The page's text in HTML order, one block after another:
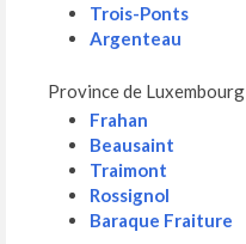
Trois-Ponts
Argenteau
Province de Luxembourg
Frahan
Beausaint
Traimont
Rossignol
Baraque Fraiture